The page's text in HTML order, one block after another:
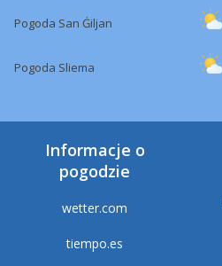
Pogoda San Ġiljan
Pogoda Sliema
Informacje o
pogodzie
wetter.com
tiempo.es